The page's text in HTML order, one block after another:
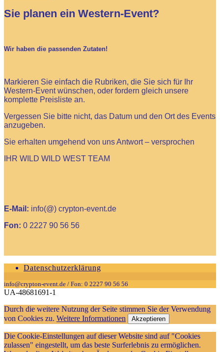
Sie planen ein Western-Event?
Wir haben die passenden Zutaten!
Markieren Sie einfach die Rubriken, die Sie sich für Ihr
Western-Event wünschen, oder fordern gleich unsere
komplette Preisliste an.
Vergessen Sie bitte nicht, das Datum und den Ort des Events
anzugeben.
Sie erhalten umgehend von uns Antwort – versprochen
IHR WILD WILD WEST TEAM
E-Mail: info(@) crypton-event.de
Fon: 0 2227 90 56 56
Datenschutzerklärung
info@crypton-event.de / Fon: 0 2227 90 56 56
UA-48681691-1
Durch die weitere Nutzung der Seite stimmen Sie der Verwendung
von Cookies zu. Weitere Informationen Akzeptieren
Die Cookie-Einstellungen auf dieser Website sind auf "Cookies
zulassen" eingestellt, um das beste Surferlebnis zu ermöglichen.